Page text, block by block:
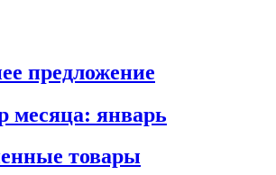
предложение
месяца: январь
товары